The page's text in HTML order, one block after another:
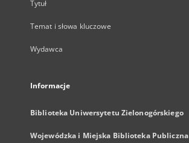
Tytuł
Temat i słowa kluczowe
Wydawca
Informacje
Biblioteka Uniwersytetu Zielonogórskiego
Wojewódzka i Miejska Biblioteka Publiczna